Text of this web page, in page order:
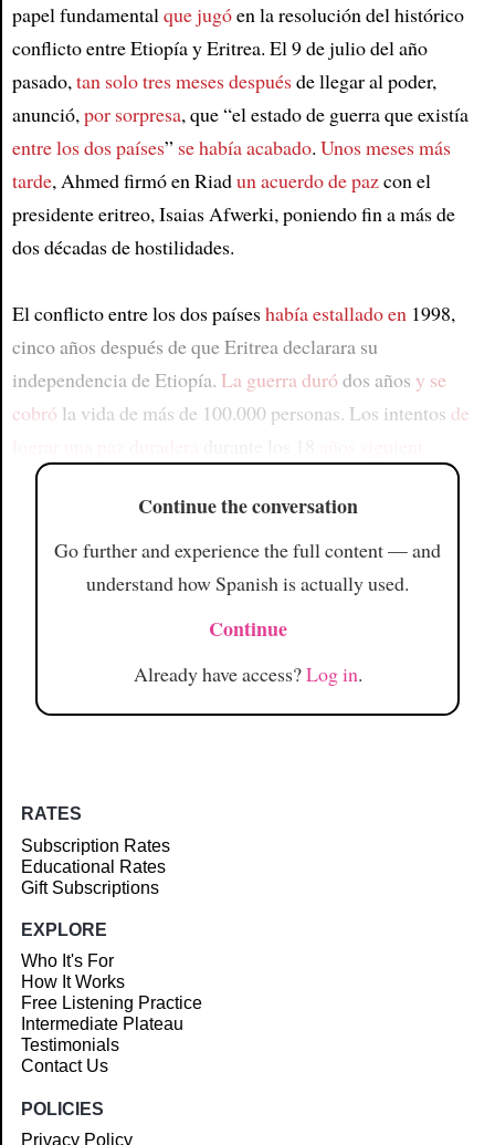
papel fundamentalque jugóen la resolución del histórico
conflicto entre Etiopía y Eritrea. El 9 de julio del año
pasado,tan solo tres meses despuésde llegar al poder,
anunció,por sorpresa, que “el estado de guerra que existía
entre los dos países” se había acabado. Unos meses más
tarde, Ahmed firmó en Riadun acuerdo de pazcon el
presidente eritreo, Isaias Afwerki, poniendo fin a más de
dos décadas de hostilidades.
El conflicto entre los dos paíseshabía estallado en1998,
cinco años después de que Eritrea declarara su
independencia de Etiopía. La guerra duró dos años y se
cobró la vida de más de 100.000 personas. Los intentos de
Continue the conversation
Go further and experience the full content — and
understand how Spanish is actually used.
Continue
Already have access?Log in.
RATES
Subscription Rates
Educational Rates
Gift Subscriptions
EXPLORE
Who It's For
How It Works
Free Listening Practice
Intermediate Plateau
Testimonials
Contact Us
POLICIES
Privacy Policy